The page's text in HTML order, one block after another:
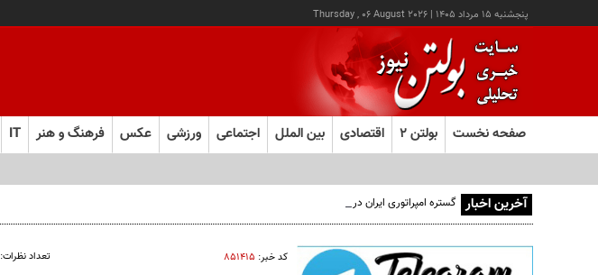
پنجشنبه ۱۵ مرداد ۱۴۰۵ |
Thursday , 06 August 2026
صفحه نخست بولتن ۲ اقتصادی بین الملل اجتماعی ورزشی عکس فرهنگ و هنر IT
آخرین اخبار گستره امپراتوری ایران در ۵ قرن پیش از میلاد؛ تصویری از ایران ۲۵ قرن پیش
کد خبر: ۸۵۱۴۱۵ تعداد نظرات: